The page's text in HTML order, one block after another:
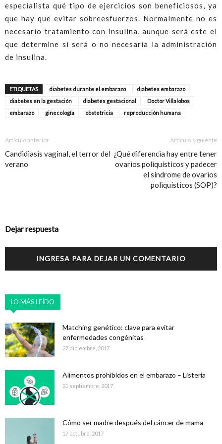
especialista qué tipo de ejercicios son beneficiosos, ya
que hay que evitar sobreesfuerzos. Normalmente no es
necesario tratamiento con insulina, aunque será este el
que determine si será o no necesaria la administración
de insulina.
ETIQUETAS diabetes durante el embarazo
diabetes embarazo
diabetes en la gestación
diabetes gestacional
Doctor Villalobos
embarazo
ginecología obstetricia reproducción humana
Artículo anterior
Candidiasis vaginal, el terror del
verano
Artículo siguiente
¿Qué diferencia hay entre tener
ovarios poliquísticos y padecer
el síndrome de ovarios
poliquísticos (SOP)?
Dejar respuesta
INGRESA PARA DEJAR UN COMENTARIO
LO MÁS LEÍDO
Matching genético: clave para evitar
enfermedades congénitas
27 diciembre, 2017
Alimentos prohibidos en el embarazo – Listeria
21 septiembre, 2017
Cómo ser madre después del cáncer de mama
17 octubre, 2017